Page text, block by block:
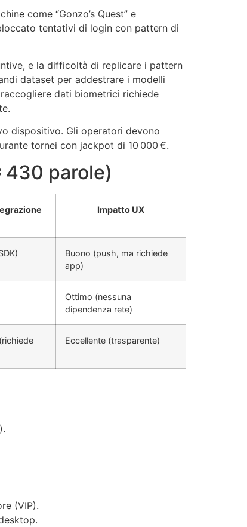
come “Gonzo’s Quest” e
tentativi di login con pattern di
e la difficoltà di replicare i pattern
dataset per addestrare i modelli
dati biometrici richiede
dispositivo. Gli operatori devono
tornei con jackpot di 10 000 €.
430 parole)
Impatto UX
Buono (push, ma richiede
app)
Ottimo (nessuna
dipendenza rete)
Eccellente (trasparente)
(VIP).